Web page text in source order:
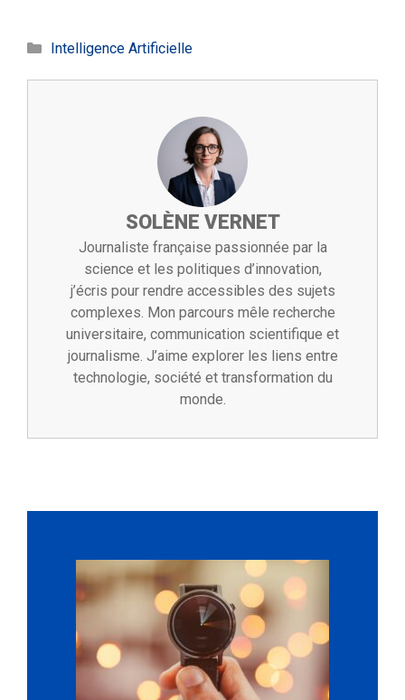
Catégories
Intelligence Artificielle
SOLÈNE VERNET
Journaliste française passionnée par la
science et les politiques d’innovation,
j’écris pour rendre accessibles des sujets
complexes. Mon parcours mêle recherche
universitaire, communication scientifique et
journalisme. J’aime explorer les liens entre
technologie, société et transformation du
monde.